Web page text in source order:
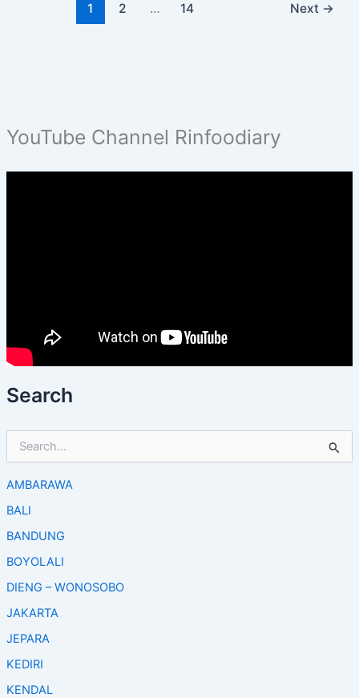
YouTube Channel Rinfoodiary
Search
r
h
f
r
:
AMBARAWA
BALI
BANDUNG
BOYOLALI
DIENG – WONOSOBO
JAKARTA
JEPARA
KEDIRI
KENDAL
1 2 … 14 Next →